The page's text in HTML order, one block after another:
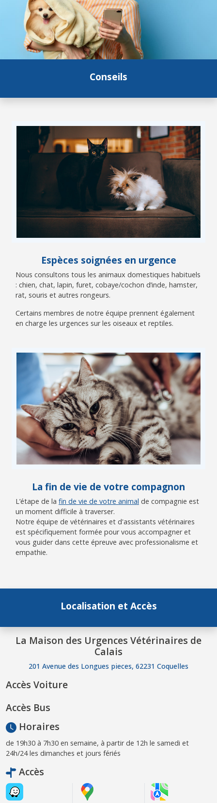
Conseils
Espèces soignées en urgence
Nous consultons tous les animaux domestiques habituels
: chien, chat, lapin, furet, cobaye/cochon d’inde, hamster,
rat, souris et autres rongeurs.
Certains membres de notre équipe prennent également
en charge les urgences sur les oiseaux et reptiles.
La fin de vie de votre compagnon
L’étape de la fin de vie de votre animal de compagnie est
un moment difficile à traverser.
Notre équipe de vétérinaires et d'assistants vétérinaires
est spécifiquement formée pour vous accompagner et
vous guider dans cette épreuve avec professionalisme et
empathie.
Localisation et Accès
La Maison des Urgences Vétérinaires de
Calais
201 Avenue des Longues pieces, 62231 Coquelles
Accès Voiture
Accès Bus
Horaires
de 19h30 à 7h30 en semaine, à partir de 12h le samedi et
24h/24 les dimanches et jours fériés
Accès